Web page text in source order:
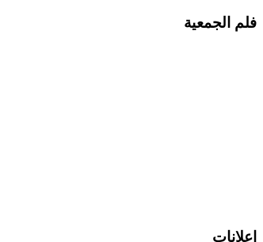
فلم الجمعية
إعلانات